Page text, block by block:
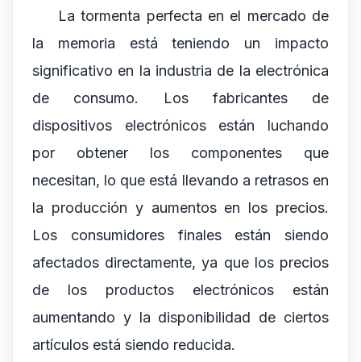
La tormenta perfecta en el mercado de
la memoria está teniendo un impacto
significativo en la industria de la electrónica
de consumo. Los fabricantes de
dispositivos electrónicos están luchando
por obtener los componentes que
necesitan, lo que está llevando a retrasos en
la producción y aumentos en los precios.
Los consumidores finales están siendo
afectados directamente, ya que los precios
de los productos electrónicos están
aumentando y la disponibilidad de ciertos
artículos está siendo reducida.